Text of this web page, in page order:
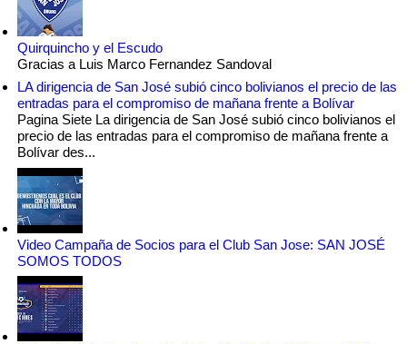
Quirquincho y el Escudo
Gracias a Luis Marco Fernandez Sandoval
LA dirigencia de San José subió cinco bolivianos el precio de las
entradas para el compromiso de mañana frente a Bolívar
Pagina Siete La dirigencia de San José subió cinco bolivianos el
precio de las entradas para el compromiso de mañana frente a
Bolívar des...
Video Campaña de Socios para el Club San Jose: SAN JOSÉ
SOMOS TODOS